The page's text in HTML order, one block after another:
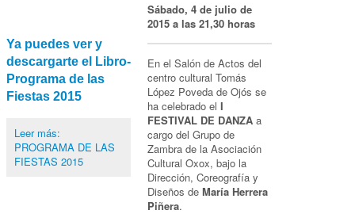
Ya puedes ver y
descargarte el Libro-
Programa de las
Fiestas 2015
Leer más:
PROGRAMA DE LAS
FIESTAS 2015
Sábado, 4 de julio de
2015 a las 21,30 horas
En el Salón de Actos del
centro cultural Tomás
López Poveda de Ojós se
ha celebrado el I
FESTIVAL DE DANZAa
cargo del Grupo de
Zambra de la Asociación
Cultural Oxox, bajo la
Dirección, Coreografía y
Diseños de María Herrera
Piñera.